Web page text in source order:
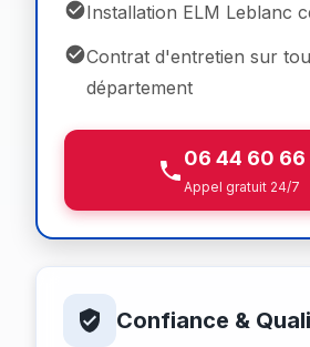
Installation ELM Leblanc
Contrat d'entretien sur
département
06 44 60
Appel gratuit 24/7
Confiance &